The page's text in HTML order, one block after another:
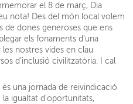
el 8 de març, Dia
nota! Des del món local volem
de dones generoses que ens
els fonaments d’una
nostres vides en clau
d’inclusió civilitzatòria. I cal
una jornada de reivindicació
la igualtat d'oportunitats,